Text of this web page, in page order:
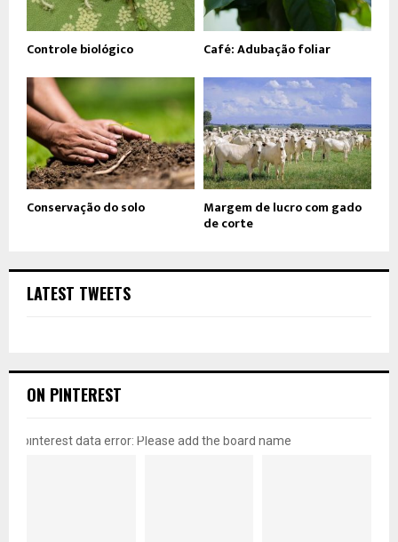
Controle biológico Café: Adubação foliar
Conservação do solo Margem de lucro com gado
de corte
LATEST TWEETS
ON PINTEREST
pinterest data error: Please add the board name